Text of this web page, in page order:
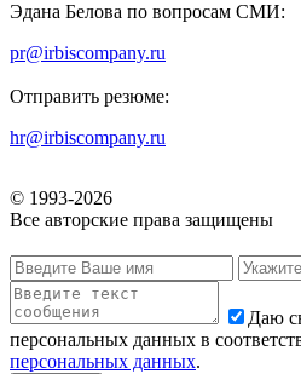
Эдана Белова по вопросам СМИ:
pr@irbiscompany.ru
Отправить резюме:
hr@irbiscompany.ru
© 1993-2026
Все авторские права защищены
Даю
персональных данных в
персональных данных.